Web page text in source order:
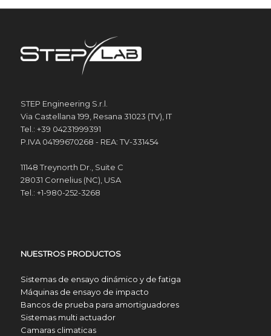
STEP Engineering S.r.l.
Via Castellana 199, Resana 31023 (TV), IT
Tel.: +39 04231999391
P.IVA 04199670268 - REA: TV-331454
11148 Treynorth Dr., Suite C
28031 Cornelius (NC), USA
Tel.: +1-980-252-3268
NUESTROS PRODUCTOS
Sistemas de ensayo dinámico y de fatiga
Máquinas de ensayo de impacto
Bancos de prueba para amortiguadores
Sistemas multi actuador
Camaras climaticas